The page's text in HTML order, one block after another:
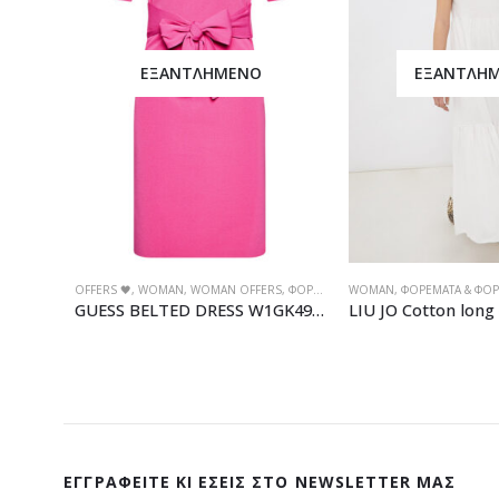
ΕΞΑΝΤΛΗΜΈΝΟ
OFFERS 🖤,WOMAN,WOMAN OFFERS,ΦΟΡΕΜΑΤΑ & ΦΟΡΜΕΣ
GUESS BELTED DRESS W1GK49Z2U00
WOMAN,ΦΟΡΕΜΑΤΑ &
ΕΓΓΡΑΦΕΊΤΕ ΚΙ ΕΣΕΊΣ ΣΤΟ NEWSLETTER ΜΑΣ